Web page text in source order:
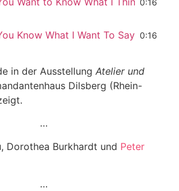
Know What I Want To Say? 0:16
in der Ausstellung Atelier und
Dilsberg (Rhein-
…
Dorothea Burkhardt und Peter
…